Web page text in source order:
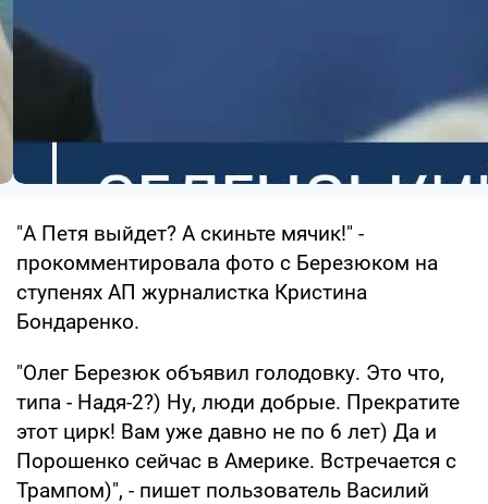
"А Петя выйдет? А скиньте мячик!" -
прокомментировала фото с Березюком на
ступенях АП журналистка Кристина
Бондаренко.
"Олег Березюк объявил голодовку. Это что,
типа - Надя-2?) Ну, люди добрые. Прекратите
этот цирк! Вам уже давно не по 6 лет) Да и
Порошенко сейчас в Америке. Встречается с
Трампом)", - пишет пользователь Василий